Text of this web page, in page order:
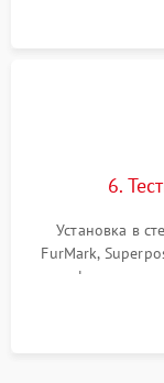
6.
Установка в
FurMark,
графического
артефактов